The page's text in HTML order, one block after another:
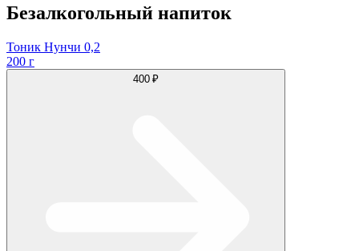
Безалкогольный напиток
Тоник Нунчи 0,2
200 г
400 ₽